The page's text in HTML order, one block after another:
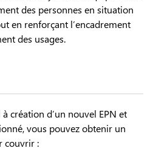
des personnes en situation
en renforçant l’encadrement
des usages.
création d’un nouvel EPN et
vous pouvez obtenir un
couvrir :